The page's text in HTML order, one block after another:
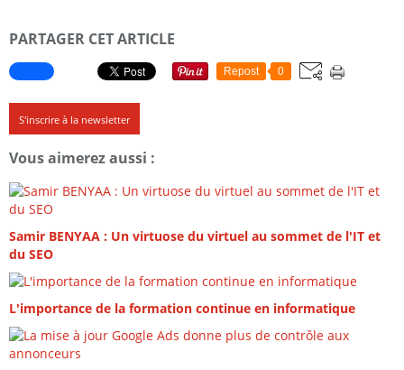
PARTAGER CET ARTICLE
Repost 0
S'inscrire à la newsletter
Vous aimerez aussi :
Samir BENYAA : Un virtuose du virtuel au sommet de l'IT et
du SEO
L'importance de la formation continue en informatique